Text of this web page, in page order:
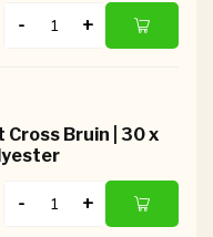
- +
Bruin | 30 x
- +